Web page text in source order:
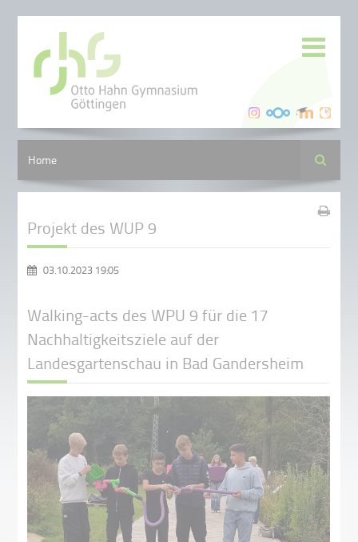
Home Suche
Projekt des WUP 9
03.10.2023 19:05
Walking-acts des WPU 9 für die 17
Nachhaltigkeitsziele auf der
Landesgartenschau in Bad Gandersheim